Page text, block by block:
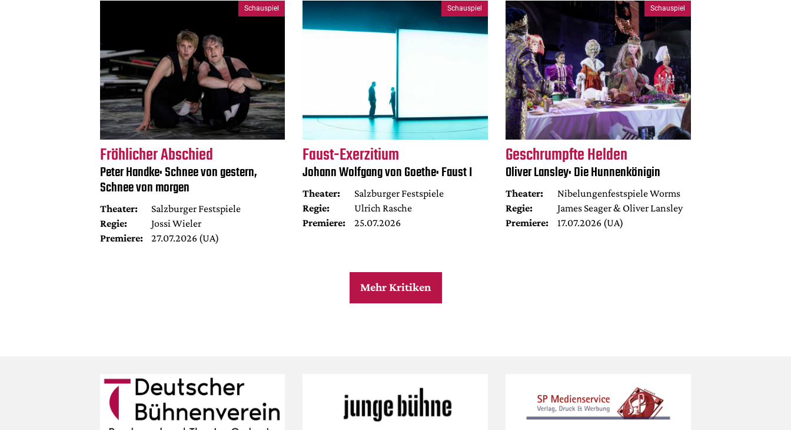
Schauspiel
Fröhlicher Abschied
Peter Handke: Schnee von gestern,
Schnee von morgen
Theater:
Salzburger Festspiele
Regie:
Jossi Wieler
Premiere:
27.07.2026 (UA)
Schauspiel
Faust-Exerzitium
Johann Wolfgang von Goethe: Faust I
Theater:
Salzburger Festspiele
Regie:
Ulrich Rasche
Premiere:
25.07.2026
Schauspiel
Geschrumpfte Helden
Oliver Lansley: Die Hunnenkönigin
Theater:
Nibelungenfestspiele Worms
Regie:
James Seager & Oliver Lansley
Premiere:
17.07.2026 (UA)
Mehr Kritiken